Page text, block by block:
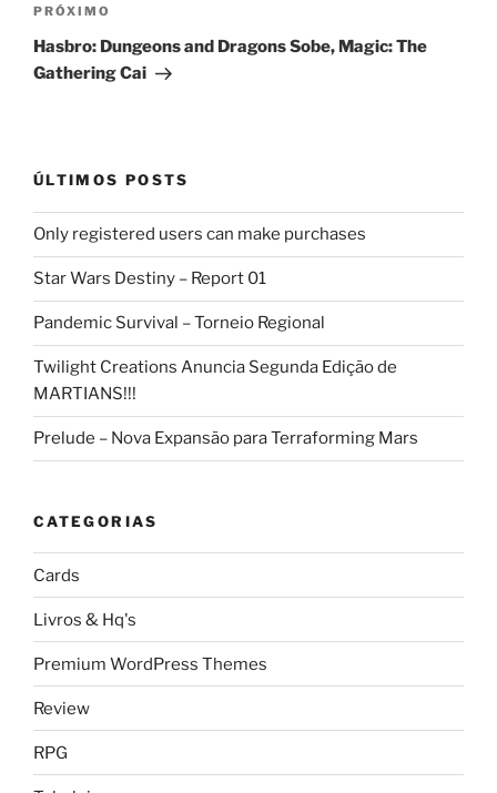
Próximo
post
PRÓXIMO
Hasbro: Dungeons and Dragons Sobe, Magic: The
Gathering Cai
ÚLTIMOS POSTS
Only registered users can make purchases
Star Wars Destiny – Report 01
Pandemic Survival – Torneio Regional
Twilight Creations Anuncia Segunda Edição de
MARTIANS!!!
Prelude – Nova Expansão para Terraforming Mars
CATEGORIAS
Cards
Livros & Hq's
Premium WordPress Themes
Review
RPG